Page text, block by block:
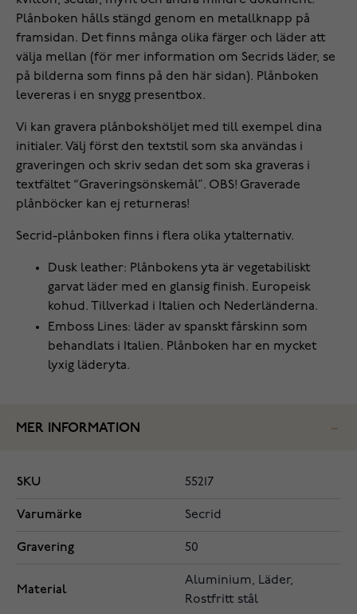
Plånboken hålls stängd genom en metallknapp på
framsidan. Det finns många olika färger och läder att
välja mellan (för mer information om Secrids läder, se
på bilderna som finns på den här sidan). Plånboken
levereras i en snygg presentbox.
Vi kan gravera plånbokshöljet med till exempel dina
initialer. Välj först den textstil som ska användas i
graveringen och skriv sedan det som ska graveras i
textfältet “Graveringsönskemål”. OBS! Graverade
plånböcker kan ej returneras!
Secrid-plånboken finns i flera olika ytalternativ.
Dusk leather: Plånbokens yta är vegetabiliskt
garvat läder med en glansig finish. Europeisk
kohud. Tillverkad i Italien och Nederländerna.
Emboss Lines: läder av spanskt fårskinn som
behandlats i Italien. Plånboken har en mycket
lyxig läderyta.
MER INFORMATION
SKU 55217
Varumärke Secrid
Gravering 50
Material
Aluminium, Läder,
Rostfritt stål